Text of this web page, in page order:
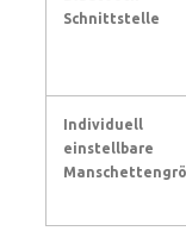
Schnittstelle
Individuell
einstellbare